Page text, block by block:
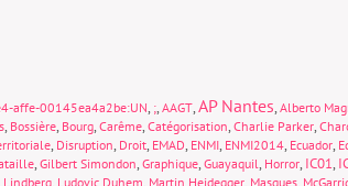
affe-00145ea4a2be:UN, ;, AAGT,AP Nantes, Alberto
, Bossière, Bourg, Carême, Catégorisation, Charlie Parker,
, Disruption, Droit, EMAD, ENMI, ENMI2014, Ecuador,
, Gilbert Simondon, Graphique, Guayaquil, Horror, IC01,
Lindberg, Ludovic Duhem, Martin Heidegger, Masques,